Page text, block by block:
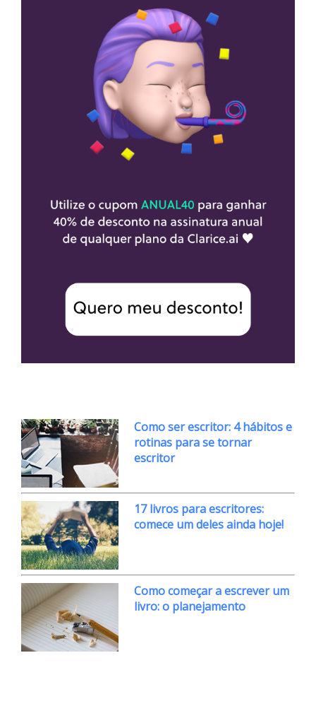
Como ser escritor: 4 hábitos e
rotinas para se tornar
escritor
17 livros para escritores:
comece um deles ainda hoje!
Como começar a escrever um
livro: o planejamento